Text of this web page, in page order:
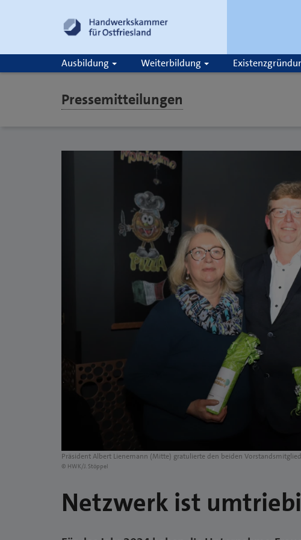
Ausbildung Weiterbildung
Suche
Pressemitteilungen
Präsident Albert Lienemann (Mitte) gratulierte den beiden
© HWK/J. Stöppel
Netzwerk ist